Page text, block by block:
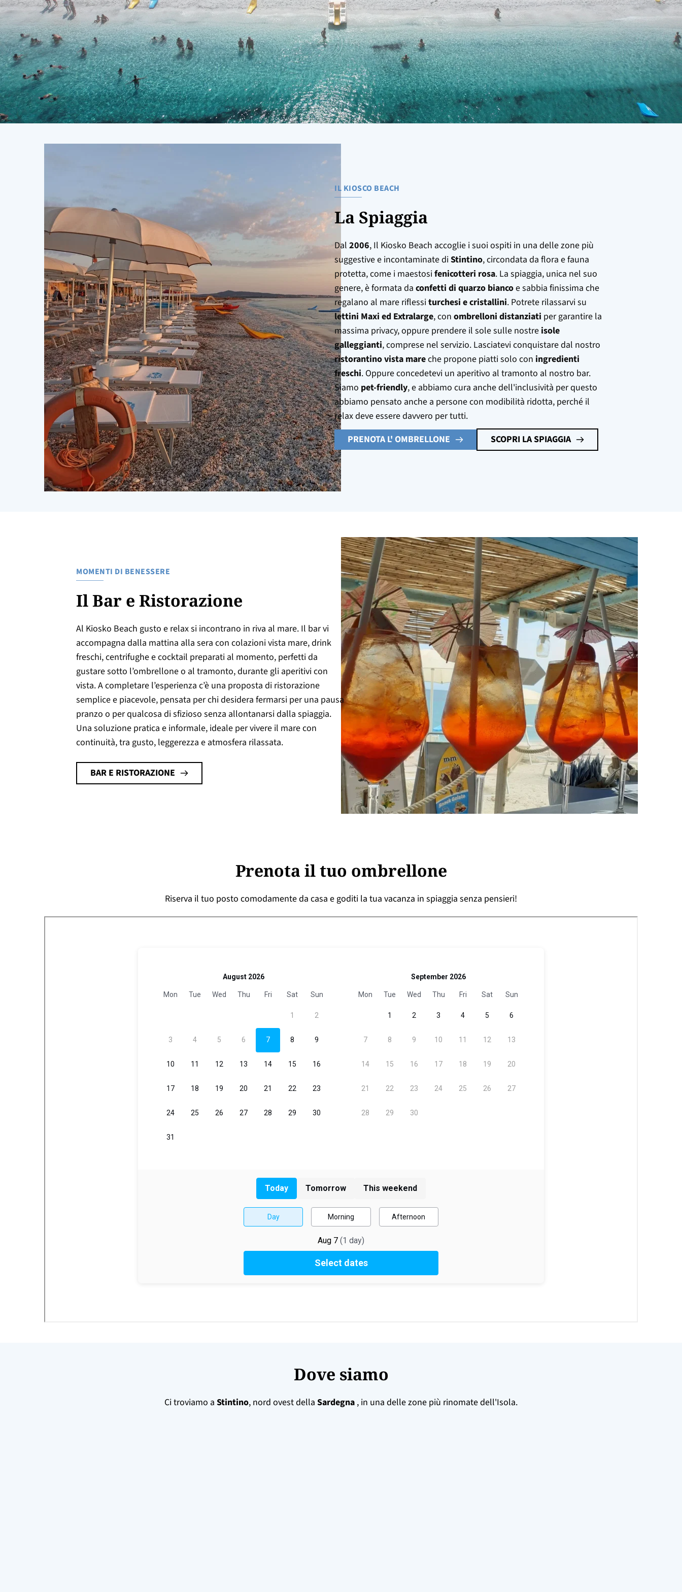
IL KIOSCO BEACH
La Spiaggia
Dal2006, Il Kiosko Beach accoglie i suoi ospiti in una delle zone più
suggestive e incontaminate diStintino, circondata da flora e fauna
protetta, come i maestosifenicotteri rosa. La spiaggia, unica nel suo
genere, è formata daconfetti di quarzo biancoe sabbia finissima che
regalano al mare riflessiturchesi e cristallini. Potrete rilassarvi su
lettini Maxi ed Extralarge, conombrelloni distanziati per garantire la
massima privacy, oppure prendere il sole sulle nostre isole
galleggianti, comprese nel servizio. Lasciatevi conquistare dal nostro
ristorantino vista mareche propone piatti solo con ingredienti
freschi. Oppure concedetevi un aperitivo al tramonto al nostro bar.
Siamo pet-friendly, e abbiamo cura anche dell'inclusività per questo
abbiamo pensato anche a persone con modibilità ridotta, perché il
relax deve essere davvero per tutti.
PRENOTA L' OMBRELLONE
SCOPRI LA SPIAGGIA
MOMENTI DI BENESSERE
Il Bar e Ristorazione
Al Kiosko Beach gusto e relax si incontrano in riva al mare. Il bar vi
accompagna dalla mattina alla sera con colazioni vista mare, drink
freschi, centrifughe e cocktail preparati al momento, perfetti da
gustare sotto l’ombrellone o al tramonto, durante gli aperitivi con
vista. A completare l’esperienza c’è una proposta di ristorazione
semplice e piacevole, pensata per chi desidera fermarsi per una pausa
pranzo o per qualcosa di sfizioso senza allontanarsi dalla spiaggia.
Una soluzione pratica e informale, ideale per vivere il mare con
continuità, tra gusto, leggerezza e atmosfera rilassata.
BAR E RISTORAZIONE
Prenota il tuo ombrellone
Riserva il tuo posto comodamente da casa e goditi la tua vacanza in spiaggia senza pensieri!
Dove siamo
Ci troviamo a Stintino, nord ovest della Sardegna , in una delle zone più rinomate dell'Isola.